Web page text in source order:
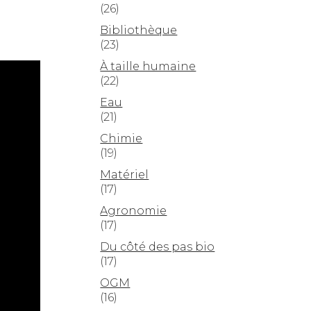
(26)
Bibliothèque
(23)
À taille humaine
(22)
Eau
(21)
Chimie
(19)
Matériel
(17)
Agronomie
(17)
Du côté des pas bio
(17)
OGM
(16)